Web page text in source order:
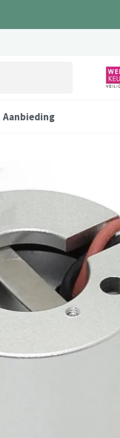
Aanbieding
IN WINKELWAGEN
op zaterdag
met een specialist